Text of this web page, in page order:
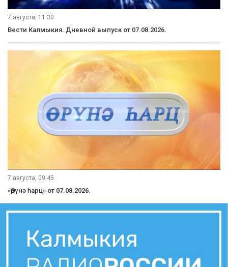
7 августа, 11:30
Вести Калмыкия. Дневной выпуск от 07.08.2026.
7 августа, 09:45
«Өрүнә һарц» от 07.08.2026.